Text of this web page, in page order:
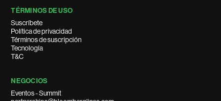
TÉRMINOS DE USO
Suscríbete
Política de privacidad
Términos de suscripción
Tecnología
T&C
NEGOCIOS
Eventos - Summit